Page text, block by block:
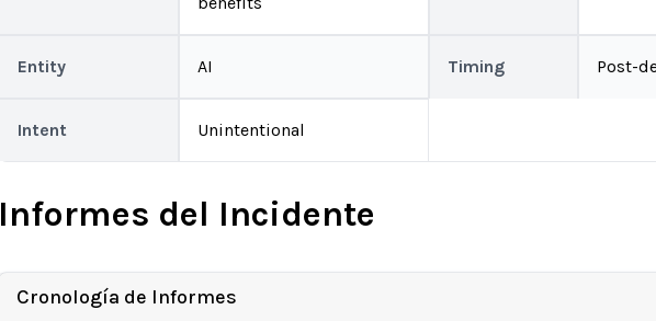
Entity AI Timing Post-
Intent Unintentional
Informes del Incidente
Cronología de Informes